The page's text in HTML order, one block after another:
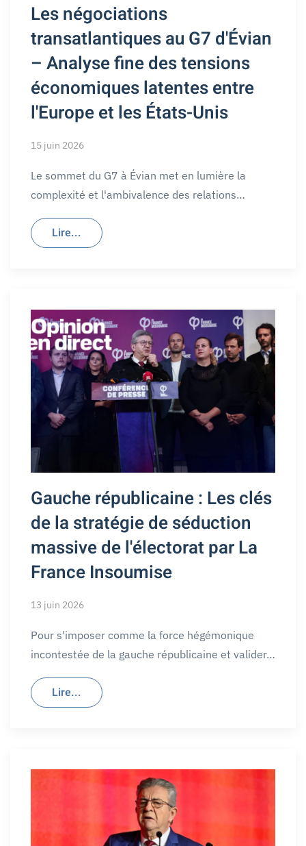
Les négociations
transatlantiques au G7 d'Évian
– Analyse fine des tensions
économiques latentes entre
l'Europe et les États-Unis
15 juin 2026
Le sommet du G7 à Évian met en lumière la
complexité et l'ambivalence des relations…
Lire...
Gauche républicaine : Les clés
de la stratégie de séduction
massive de l'électorat par La
France Insoumise
13 juin 2026
Pour s'imposer comme la force hégémonique
incontestée de la gauche républicaine et valider…
Lire...